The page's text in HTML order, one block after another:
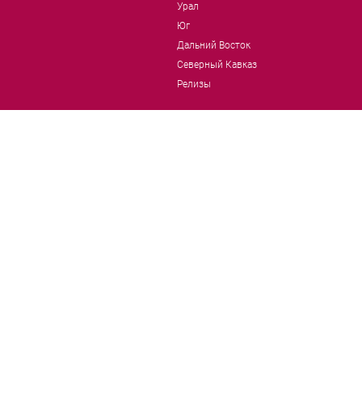
Урал
Юг
Дальний Восток
Северный Кавказ
Релизы